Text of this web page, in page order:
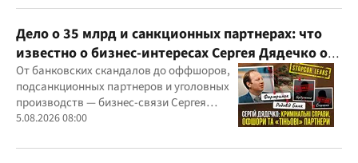
Дело о 35 млрд и санкционных партнерах: что
известно о бизнес-интересах Сергея Дядечко от
"Родовид Банка" до "ФАРМАСЕЛ"
От банковских скандалов до оффшоров,
подсанкционных партнеров и уголовных
производств — бизнес-связи Сергея
Дядечко до сих пор простираются через
юрисдикций
5.08.2026 08:00